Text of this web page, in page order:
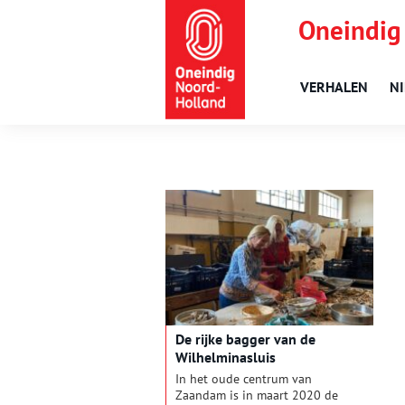
VERHALEN
De rijke bagger van de
Wilhelminasluis
In het oude centrum van
Zaandam is in maart 2020 de